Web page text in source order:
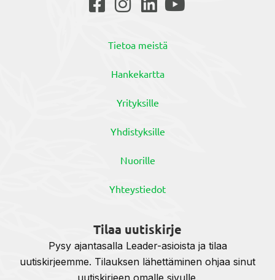
Tietoa meistä
Hankekartta
Yrityksille
Yhdistyksille
Nuorille
Yhteystiedot
Tilaa uutiskirje
Pysy ajantasalla Leader-asioista ja tilaa
uutiskirjeemme. Tilauksen lähettäminen ohjaa sinut